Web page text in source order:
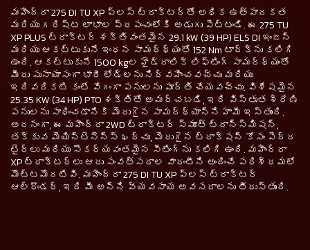
మహీంద్రా 275 DI TU XP ప్లస్ ట్రాక్టర్‌తో అధిక ఉత్పాదకత
మరియు గరిష్ట లాభాల ప్రపంచంలోకి అడుగు పెట్టండి. ఈ 275 TU
XP PLUS ట్రాక్టర్ శక్తివంతమైన 29.1 kW (39 HP) ELS DI ఇంజన్
మరియు ఆకట్టుకునే ఇంధన సామర్థ్యంతో 152 Nm టార్క్‌ను కలిగి
ఉంది. ఆకట్టుకునే 1500 kgల హైడ్రాలిక్ లిఫ్టింగ్ సామర్థ్యంతో
మీరు సునాయాసంగా భారీ లోడ్‌లను నిర్వహించవచ్చు మరియు
ఇదివరికటి కంటే వేగంగా పనులను పూర్తి చేయవచ్చు. విశేషమైన
25.35 KW (34 HP) PTO శక్తితో అమర్చబడి, ఇది విస్తృత శ్రేణి
పనులను సాధించడానికి మెరుగైన సామర్థ్యాన్ని హామీ ఇస్తుంది.
అదనంగా, ఈ మహీంద్రా 2WD ట్రాక్టర్ స్మూత్ ట్రాన్స్‌మిషన్,
తక్కువ మెయిన్టెనెన్స్ ఖర్చు, మెరుగైన ట్రాక్షన్ కోసం పెద్ద
టైర్లు మరియు సౌకర్యవంతమైన సీటింగ్‌ను కలిగి ఉంది. మహీంద్రా
XP ట్రాక్టర్లు ఆరు సంవత్సరాల వారంటీని అందించే పరిశ్రమలో
మొట్టమొదటివి. మహీంద్రా 275 DI TU XP ప్లస్ ట్రాక్టర్
ఆల్‌రౌండర్, ఇది మీ అన్ని వ్యవసాయ అవసరాలను తీరుస్తుంది.